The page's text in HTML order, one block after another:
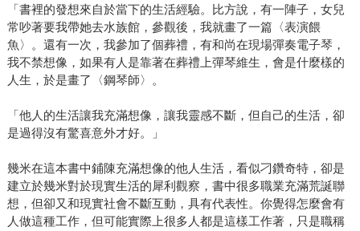
「書裡的發想來自於當下的生活經驗。比方說，有一陣子，女兒
常吵著要我帶她去水族館，參觀後，我就畫了一篇〈表演餵
魚〉。還有一次，我參加了個葬禮，有和尚在現場彈奏電子琴，
我不禁想像，如果有人是靠著在葬禮上彈琴維生，會是什麼樣的
人生，於是畫了〈鋼琴師〉。
「他人的生活讓我充滿想像，讓我靈感不斷，但自己的生活，卻
是過得沒有驚喜意外才好。」
幾米在這本書中鋪陳充滿想像的他人生活，看似刁鑽奇特，卻是
建立於幾米對於現實生活的犀利觀察，書中很多職業充滿荒誕聯
想，但卻又和現實社會不斷互動，具有代表性。你覺得怎麼會有
人做這種工作，但可能實際上很多人都是這樣工作著，只是職稱